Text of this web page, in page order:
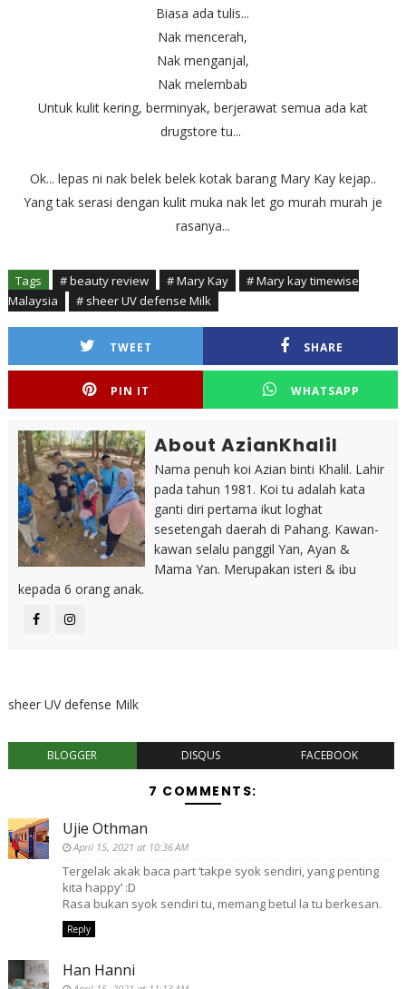
Biasa ada tulis...
Nak mencerah,
Nak menganjal,
Nak melembab
Untuk kulit kering, berminyak, berjerawat semua ada kat
drugstore tu...
Ok... lepas ni nak belek belek kotak barang Mary Kay kejap..
Yang tak serasi dengan kulit muka nak let go murah murah je
rasanya...
Tags # beauty review # Mary Kay
# Mary kay timewise
Malaysia
# sheer UV defense Milk
TWEET SHARE
PIN IT WHATSAPP
About AzianKhalil
Nama penuh koi Azian binti Khalil. Lahir
pada tahun 1981. Koi tu adalah kata
ganti diri pertama ikut loghat
sesetengah daerah di Pahang. Kawan-
kawan selalu panggil Yan, Ayan &
Mama Yan. Merupakan isteri & ibu
kepada 6 orang anak.
sheer UV defense Milk
BLOGGER DISQUS FACEBOOK
7 COMMENTS:
Ujie Othman
April 15, 2021 at 10:36 AM
Tergelak akak baca part ‘takpe syok sendiri, yang penting
kita happy’ :D
Rasa bukan syok sendiri tu, memang betul la tu berkesan.
Reply
Han Hanni